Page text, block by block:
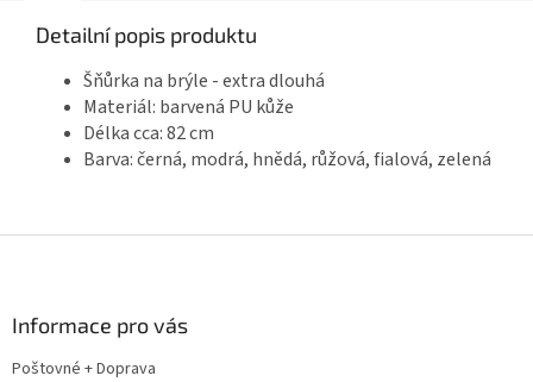
Detailní popis produktu
Šňůrka na brýle - extra dlouhá
Materiál: barvená PU kůže
Délka cca: 82 cm
Barva: černá, modrá, hnědá, růžová, fialová, zelená
Informace pro vás
Poštovné + Doprava